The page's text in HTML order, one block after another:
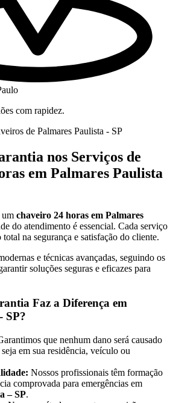
com rapidez.
de Palmares Paulista - SP
nos Serviços de
em Palmares Paulista
um chaveiro 24 horas em Palmares
do atendimento é essencial. Cada serviço
na segurança e satisfação do cliente.
e técnicas avançadas, seguindo os
soluções seguras e eficazes para
Faz a Diferença em
SP?
que nenhum dano será causado
em sua residência, veículo ou
Nossos profissionais têm formação
comprovada para emergências em
– SP.